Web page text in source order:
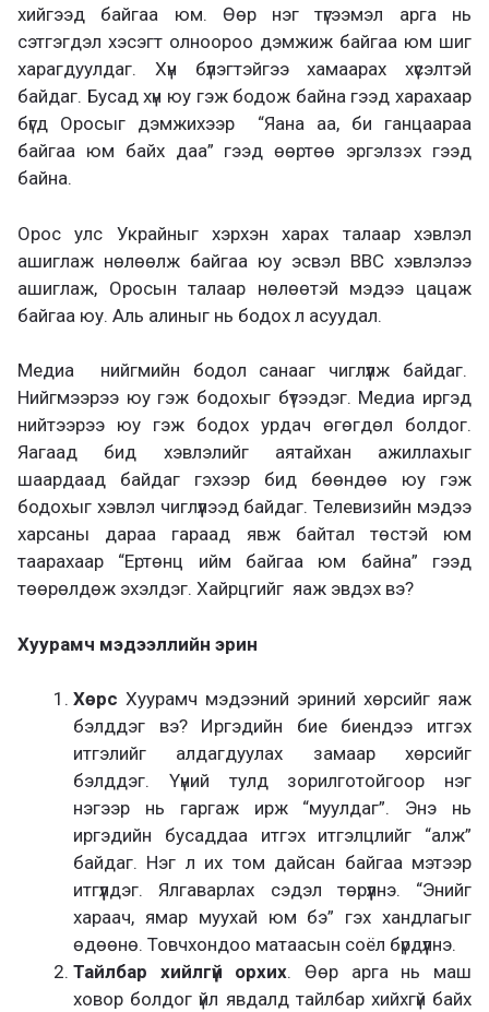
хийгээд байгаа юм. Өөр нэг түгээмэл арга нь
сэтгэгдэл хэсэгт олноороо дэмжиж байгаа юм шиг
харагдуулдаг. Хүн бүлэгтэйгээ хамаарах хүсэлтэй
байдаг. Бусад хүн юу гэж бодож байна гээд харахаар
бүгд Оросыг дэмжихээр “Яана аа, би ганцаараа
байгаа юм байх даа” гээд өөртөө эргэлзэх гээд
байна.
Орос улс Украйныг хэрхэн харах талаар хэвлэл
ашиглаж нөлөөлж байгаа юу эсвэл BBC хэвлэлээ
ашиглаж, Оросын талаар нөлөөтэй мэдээ цацаж
байгаа юу. Аль алиныг нь бодох л асуудал.
Медиа нийгмийн бодол санааг чиглүүлж байдаг.
Нийгмээрээ юу гэж бодохыг бүтээдэг. Медиа иргэд
нийтээрээ юу гэж бодох урдач өгөгдөл болдог.
Яагаад бид хэвлэлийг аятайхан ажиллахыг
шаардаад байдаг гэхээр бид бөөндөө юу гэж
бодохыг хэвлэл чиглүүлээд байдаг. Телевизийн мэдээ
харсаны дараа гараад явж байтал төстэй юм
таарахаар “Ертөнц ийм байгаа юм байна” гээд
төөрөлдөж эхэлдэг. Хайрцгийг яаж эвдэх вэ?
Хуурамч мэдээллийн эрин
Хөрс Хуурамч мэдээний эриний хөрсийг яаж
бэлддэг вэ? Иргэдийн бие биендээ итгэх
итгэлийг алдагдуулах замаар хөрсийг
бэлддэг. Үүний тулд зорилготойгоор нэг
нэгээр нь гаргаж ирж “муулдаг”. Энэ нь
иргэдийн бусаддаа итгэх итгэлцлийг “алж”
байдаг. Нэг л их том дайсан байгаа мэтээр
итгүүлдэг. Ялгаварлах сэдэл төрүүлнэ. “Энийг
хараач, ямар муухай юм бэ” гэх хандлагыг
өдөөнө. Товчхондоо матаасын соёл бүрдүүлнэ.
Тайлбар хийлгүй орхих. Өөр арга нь маш
ховор болдог үйл явдалд тайлбар хийхгүй байх